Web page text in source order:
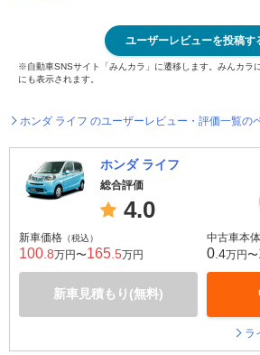
ユーザーレビューを投稿す
※自動車SNSサイト「みんカラ」に遷移します。みんカラ
にも表示されます。
ホンダ ライフ のユーザーレビュー・評価一覧の
ホンダ ライフ
総合評価
4.0
新車価格 （税込）
100 .8万円〜165 .5万円
新車見積もり(無料)
中古車本
0 .4万円〜
ラ